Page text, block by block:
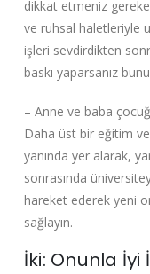
dikkat etmeniz
ve ruhsal haletleriyle
işleri sevdirdikten
baskı yaparsanız
– Anne ve baba
Daha üst bir eğitim
yanında yer alarak,
sonrasında
hareket ederek yeni
sağlayın.
İki: Onunla İyi